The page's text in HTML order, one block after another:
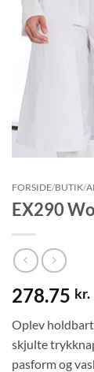
FORSIDE/BUTIK/
EX290
278.75 kr.
Oplev
skjulte
pasform og